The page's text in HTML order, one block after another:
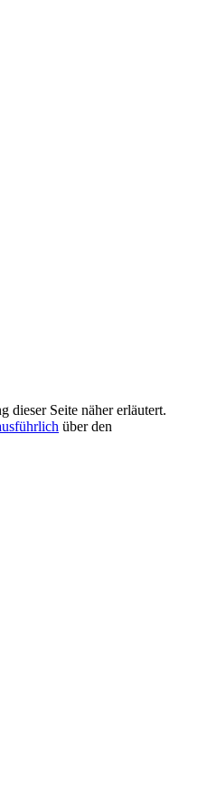
dieser Seite näher erläutert.
über den